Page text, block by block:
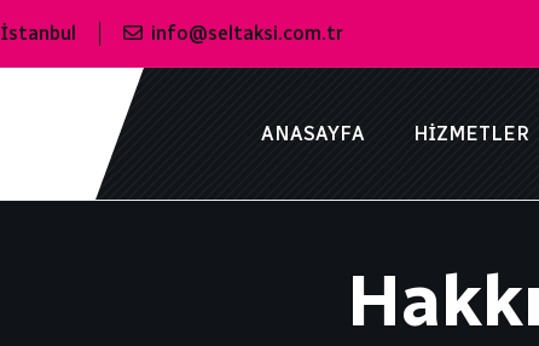
İstanbul info@seltaksi.com.tr
ANASAYFA HIZMETLER